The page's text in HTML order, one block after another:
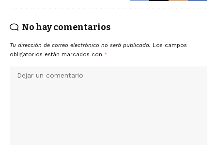
No hay comentarios
Tu dirección de correo electrónico no será publicada. Los campos
obligatorios están marcados con *